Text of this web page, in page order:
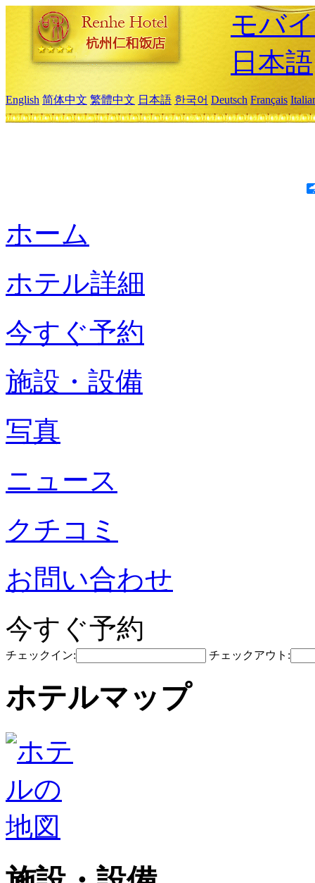
モバ
日本語
English 简体中文 繁體中文 日本語 한국어 Deutsch Français
ホーム
ホテル詳細
今すぐ予約
施設・設備
写真
ニュース
クチコミ
お問い合わせ
今すぐ予約
チェックイン: チェックアウト:
ホテルマップ